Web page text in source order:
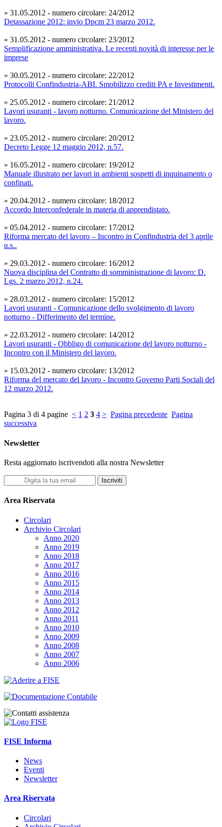
» 31.05.2012 - numero circolare: 24/2012
Detassazione 2012: invio Dpcm 23 marzo 2012.
» 31.05.2012 - numero circolare: 23/2012
Semplificazione amministrativa. Le recenti novità di interesse per le
imprese
» 30.05.2012 - numero circolare: 22/2012
Protocolli Confindustria-ABI. Smobilizzo crediti PA e Investimenti.
» 25.05.2012 - numero circolare: 21/2012
Lavori usuranti - lavoro notturno. Comunicazione del Ministero del
lavoro.
» 23.05.2012 - numero circolare: 20/2012
Decreto Legge 12 maggio 2012, n.57.
» 16.05.2012 - numero circolare: 19/2012
Manuale illustrato per lavori in ambienti sospetti di inquinamento o
confinati.
» 20.04.2012 - numero circolare: 18/2012
Accordo Interconfederale in materia di apprendistato.
» 05.04.2012 - numero circolare: 17/2012
Riforma mercato del lavoro – Incontro in Confindustria del 3 aprile
u.s..
» 29.03.2012 - numero circolare: 16/2012
Nuova disciplina del Contratto di somministrazione di lavoro: D.
Lgs. 2 marzo 2012, n.24.
» 28.03.2012 - numero circolare: 15/2012
Lavori usuranti - Comunicazione dello svolgimento di lavoro
notturno - Differimento del termine.
» 22.03.2012 - numero circolare: 14/2012
Lavori usuranti - Obbligo di comunicazione del lavoro notturno -
Incontro con il Ministero del lavoro.
» 15.03.2012 - numero circolare: 13/2012
Riforma del mercato del lavoro - Incontro Governo Parti Sociali del
12 marzo 2012.
Pagina 3 di 4 pagine < 1 2 3 4 > Pagina precedente Pagina
successiva
Newsletter
Resta aggiornato iscrivendoti alla nostra Newsletter
Iscriviti
Area Riservata
Circolari
Archivio Circolari
Anno 2020
Anno 2019
Anno 2018
Anno 2017
Anno 2016
Anno 2015
Anno 2014
Anno 2013
Anno 2012
Anno 2011
Anno 2010
Anno 2009
Anno 2008
Anno 2007
Anno 2006
FISE Informa
News
Eventi
Newsletter
Area Riservata
Circolari